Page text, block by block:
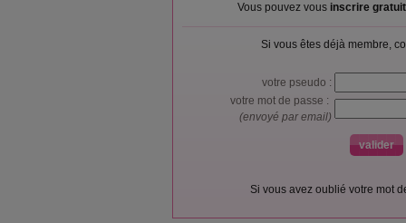
Vous pouvez vous inscrire
Si vous êtes déjà membre,
votre pseudo :
votre mot de passe :
(envoyé par email)
Si vous avez oublié votre mot